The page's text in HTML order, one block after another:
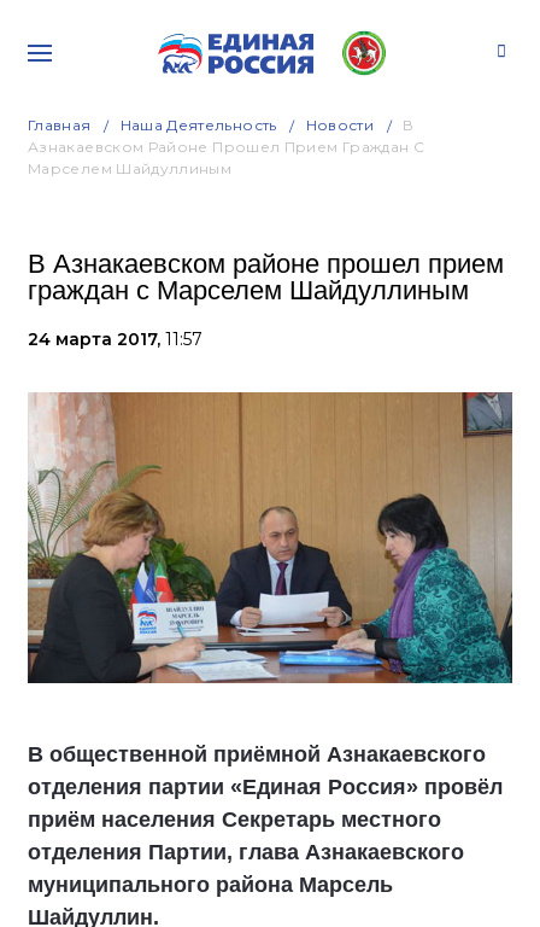
Главная Наша Деятельность Новости
В
Азнакаевском Районе Прошел Прием Граждан С
Марселем Шайдуллиным
В Азнакаевском районе прошел прием
граждан с Марселем Шайдуллиным
24 марта 2017, 11:57
В общественной приёмной Азнакаевского
отделения партии «Единая Россия» провёл
приём населения Секретарь местного
отделения Партии, глава Азнакаевского
муниципального района Марсель
Шайдуллин.